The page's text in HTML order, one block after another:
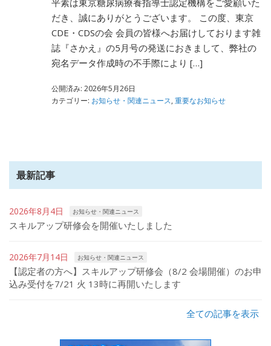
平素は東京糖尿病療養指導士認定機構をご愛顧いた
だき、誠にありがとうございます。 この度、東京
CDE・CDSの会 会員の皆様へお届けしております雑
誌『さかえ』の5月号の発送におきまして、弊社の
宛名データ作成時の不手際により […]
公開済み: 2026年5月26日
カテゴリー: お知らせ・関連ニュース, 重要なお知らせ
最新記事
2026年8月4日 お知らせ・関連ニュース
スキルアップ研修会を開催いたしました
2026年7月14日 お知らせ・関連ニュース
【認定者の方へ】スキルアップ研修会（8/2 会場開催）のお申
込み受付を7/21 火 13時に再開いたします
全ての記事を表示